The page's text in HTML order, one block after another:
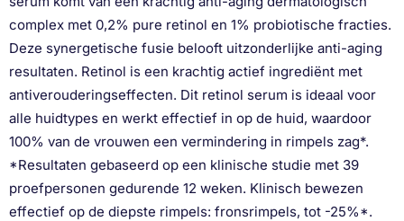
complex met 0,2% pure retinol en 1% probiotische fracties.
Deze synergetische fusie belooft uitzonderlijke anti-aging
resultaten. Retinol is een krachtig actief ingrediënt met
antiverouderingseffecten. Dit retinol serum is ideaal voor
alle huidtypes en werkt effectief in op de huid, waardoor
100% van de vrouwen een vermindering in rimpels zag*.
*Resultaten gebaseerd op een klinische studie met 39
proefpersonen gedurende 12 weken. Klinisch bewezen
effectief op de diepste rimpels: fronsrimpels, tot -25%*.